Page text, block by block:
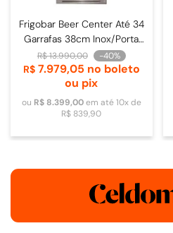
Frigobar Beer Center Até 34
Garrafas 38cm Inox/Porta
de Vidro - 4093840009
R$13.990,00 -40%
R$ 7.979,05 no boleto
ou pix
ou R$ 8.399,00em até10x de
R$ 839,90